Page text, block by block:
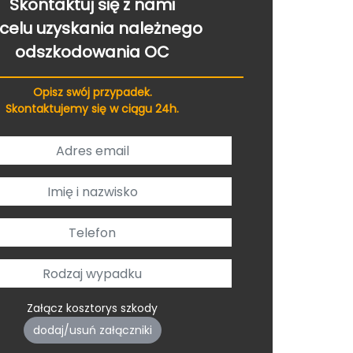
Skontaktuj się z nami
uzyskania należnego
odszkodowania OC
Opisz swój przypadek.
Skontaktujemy się w ciągu 24h.
Załącz kosztorys szkody
dodaj/usuń załączniki